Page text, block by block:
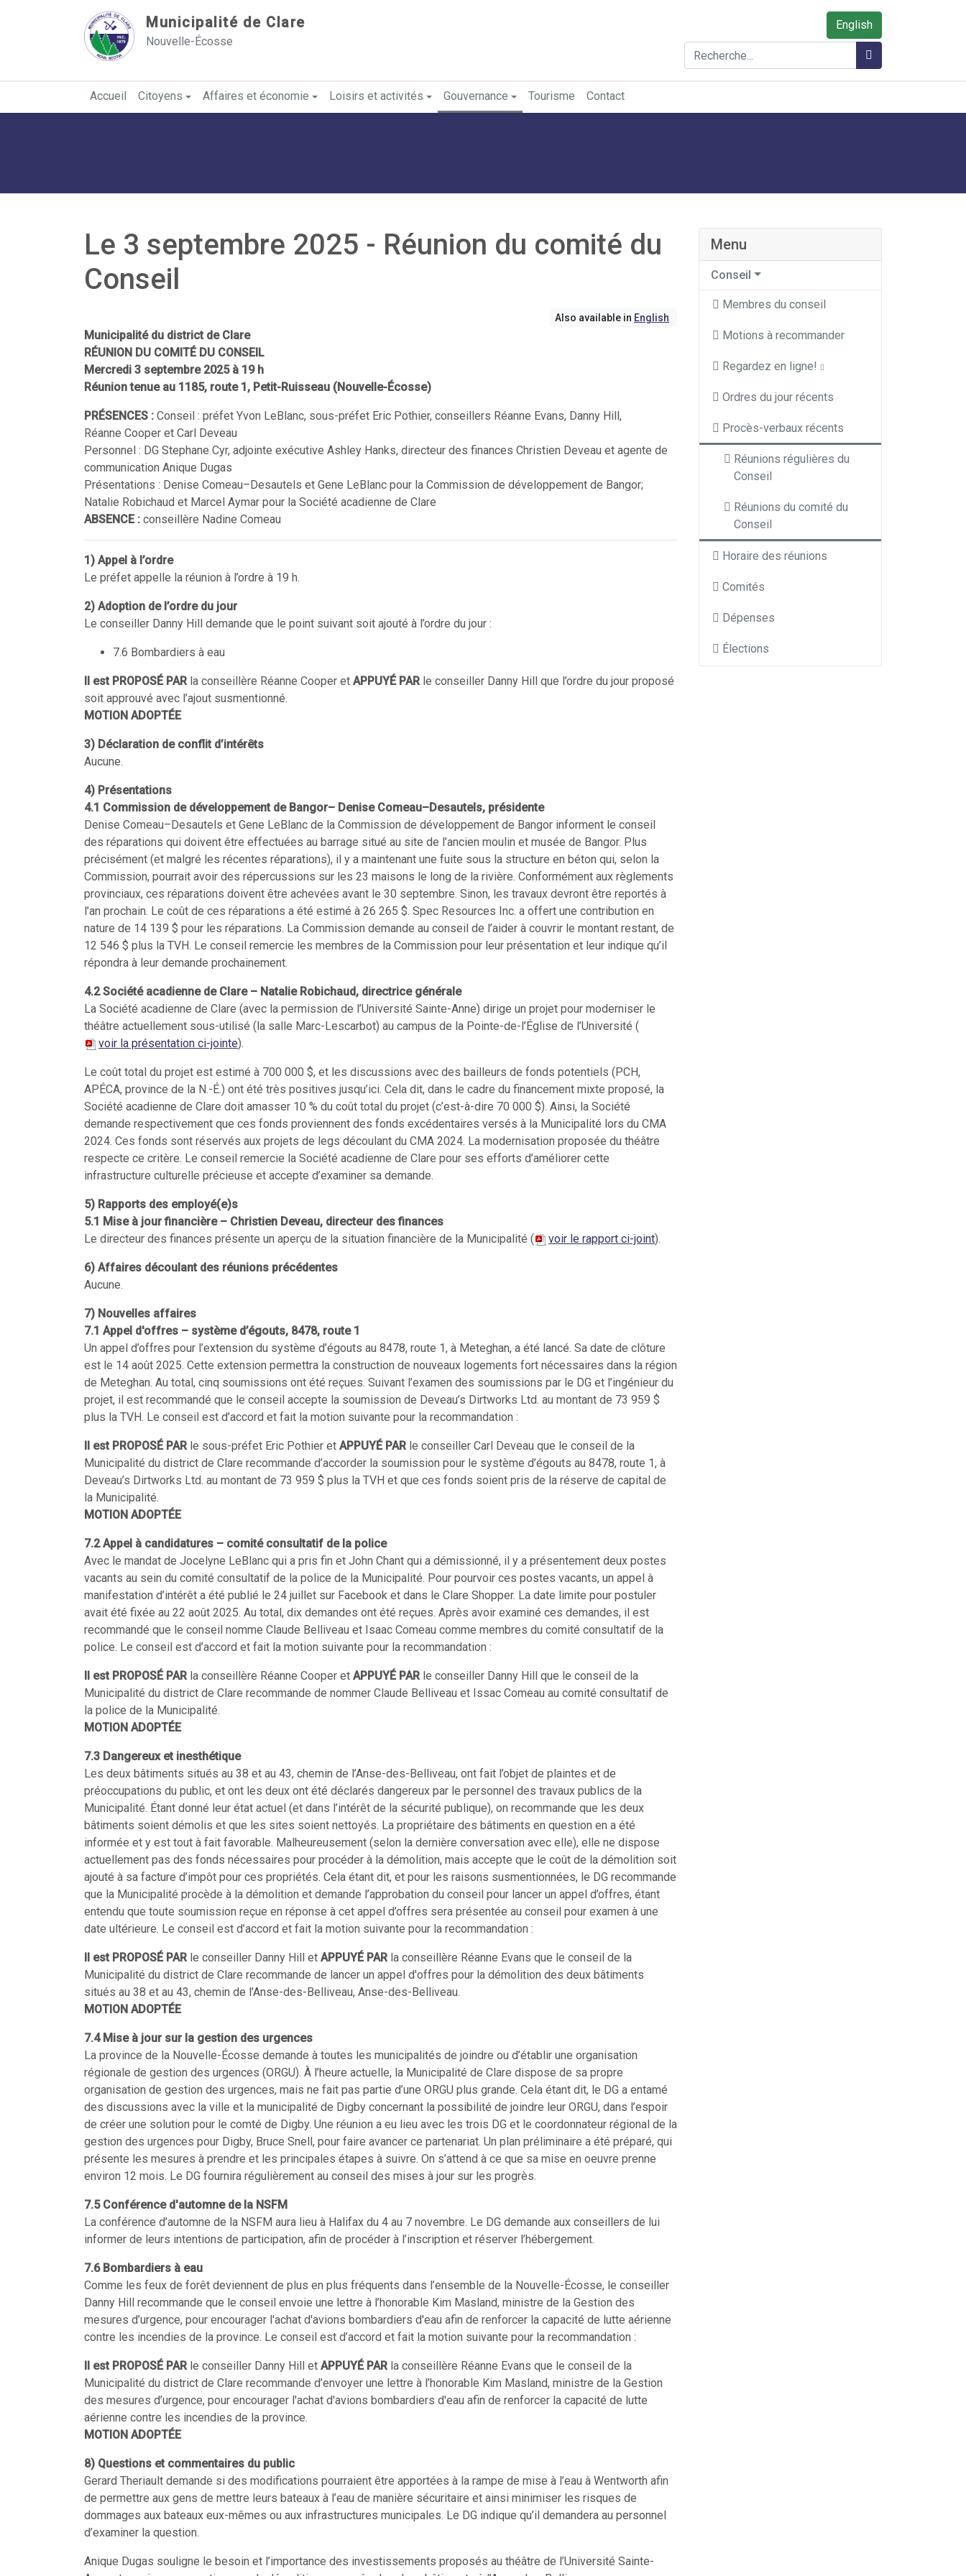
Municipalité de Clare
Nouvelle-Écosse
English
Rechercher
Accueil Citoyens Affaires et économie Loisirs et activités Gouvernance Tourisme Contact
Le 3 septembre 2025 - Réunion du comité du
Conseil
Also available in English
Municipalité du district de Clare
RÉUNION DU COMITÉ DU CONSEIL
Mercredi 3 septembre 2025 à 19 h
Réunion tenue au 1185, route 1, Petit-Ruisseau (Nouvelle-Écosse)
PRÉSENCES : Conseil : préfet Yvon LeBlanc, sous-préfet Eric Pothier, conseillers Réanne Evans, Danny Hill,
Réanne Cooper et Carl Deveau
Personnel : DG Stephane Cyr, adjointe exécutive Ashley Hanks, directeur des finances Christien Deveau et agente de
communication Anique Dugas
Présentations : Denise Comeau–Desautels et Gene LeBlanc pour la Commission de développement de Bangor;
Natalie Robichaud et Marcel Aymar pour la Société acadienne de Clare
ABSENCE : conseillère Nadine Comeau
1) Appel à l’ordre
Le préfet appelle la réunion à l’ordre à 19 h.
2) Adoption de l’ordre du jour
Le conseiller Danny Hill demande que le point suivant soit ajouté à l’ordre du jour :
7.6 Bombardiers à eau
Il est PROPOSÉ PAR la conseillère Réanne Cooper et APPUYÉ PAR le conseiller Danny Hill que l’ordre du jour proposé
soit approuvé avec l’ajout susmentionné.
MOTION ADOPTÉE
3) Déclaration de conflit d’intérêts
Aucune.
4) Présentations
4.1 Commission de développement de Bangor– Denise Comeau–Desautels, présidente
Denise Comeau–Desautels et Gene LeBlanc de la Commission de développement de Bangor informent le conseil
des réparations qui doivent être effectuées au barrage situé au site de l’ancien moulin et musée de Bangor. Plus
précisément (et malgré les récentes réparations), il y a maintenant une fuite sous la structure en béton qui, selon la
Commission, pourrait avoir des répercussions sur les 23 maisons le long de la rivière. Conformément aux règlements
provinciaux, ces réparations doivent être achevées avant le 30 septembre. Sinon, les travaux devront être reportés à
l’an prochain. Le coût de ces réparations a été estimé à 26 265 $. Spec Resources Inc. a offert une contribution en
nature de 14 139 $ pour les réparations. La Commission demande au conseil de l’aider à couvrir le montant restant, de
12 546 $ plus la TVH. Le conseil remercie les membres de la Commission pour leur présentation et leur indique qu’il
répondra à leur demande prochainement.
4.2Société acadienne de Clare – Natalie Robichaud, directrice générale
La Société acadienne de Clare (avec la permission de l’Université Sainte-Anne) dirige un projet pour moderniser le
théâtre actuellement sous-utilisé (la salle Marc-Lescarbot) au campus de la Pointe-de-l’Église de l’Université (
voir la présentation ci-jointe).
Le coût total du projet est estimé à 700 000 $, et les discussions avec des bailleurs de fonds potentiels (PCH,
APÉCA, province de la N.-É.) ont été très positives jusqu’ici. Cela dit, dans le cadre du financement mixte proposé, la
Société acadienne de Clare doit amasser 10 % du coût total du projet (c’est-à-dire 70 000 $). Ainsi, la Société
demande respectivement que ces fonds proviennent des fonds excédentaires versés à la Municipalité lors du CMA
2024. Ces fonds sont réservés aux projets de legs découlant du CMA 2024. La modernisation proposée du théâtre
respecte ce critère. Le conseil remercie la Société acadienne de Clare pour ses efforts d’améliorer cette
infrastructure culturelle précieuse et accepte d’examiner sa demande.
5) Rapports des employé(e)s
5.1 Mise à jour financière – Christien Deveau, directeur des finances
Le directeur des finances présente un aperçu de la situation financière de la Municipalité (
voir le rapport ci-joint).
6) Affaires découlant des réunions précédentes
Aucune.
7) Nouvelles affaires
7.1 Appel d'offres – système d’égouts, 8478, route 1
Un appel d’offres pour l’extension du système d’égouts au 8478, route 1, à Meteghan, a été lancé. Sa date de clôture
est le 14 août 2025. Cette extension permettra la construction de nouveaux logements fort nécessaires dans la région
de Meteghan. Au total, cinq soumissions ont été reçues. Suivant l’examen des soumissions par le DG et l’ingénieur du
projet, il est recommandé que le conseil accepte la soumission de Deveau’s Dirtworks Ltd. au montant de 73 959 $
plus la TVH. Le conseil est d’accord et fait la motion suivante pour la recommandation :
Il est PROPOSÉ PAR le sous-préfet Eric Pothier et APPUYÉ PAR le conseiller Carl Deveau que le conseil de la
Municipalité du district de Clare recommande d’accorder la soumission pour le système d’égouts au 8478, route 1, à
Deveau’s Dirtworks Ltd. au montant de 73 959 $ plus la TVH et que ces fonds soient pris de la réserve de capital de
la Municipalité.
MOTION ADOPTÉE
7.2 Appel à candidatures – comité consultatif de la police
Avec le mandat de Jocelyne LeBlanc qui a pris fin et John Chant qui a démissionné, il y a présentement deux postes
vacants au sein du comité consultatif de la police de la Municipalité. Pour pourvoir ces postes vacants, un appel à
manifestation d’intérêt a été publié le 24 juillet sur Facebook et dans le Clare Shopper. La date limite pour postuler
avait été fixée au 22 août 2025. Au total, dix demandes ont été reçues. Après avoir examiné ces demandes, il est
recommandé que le conseil nomme Claude Belliveau et Isaac Comeau comme membres du comité consultatif de la
police. Le conseil est d’accord et fait la motion suivante pour la recommandation :
Il est PROPOSÉ PAR la conseillère Réanne Cooper et APPUYÉ PAR le conseiller Danny Hill que le conseil de la
Municipalité du district de Clare recommande de nommer Claude Belliveau et Issac Comeau au comité consultatif de
la police de la Municipalité.
MOTION ADOPTÉE
7.3 Dangereux et inesthétique
Les deux bâtiments situés au 38 et au 43, chemin de l’Anse-des-Belliveau, ont fait l’objet de plaintes et de
préoccupations du public, et ont les deux ont été déclarés dangereux par le personnel des travaux publics de la
Municipalité. Étant donné leur état actuel (et dans l’intérêt de la sécurité publique), on recommande que les deux
bâtiments soient démolis et que les sites soient nettoyés. La propriétaire des bâtiments en question en a été
informée et y est tout à fait favorable. Malheureusement (selon la dernière conversation avec elle), elle ne dispose
actuellement pas des fonds nécessaires pour procéder à la démolition, mais accepte que le coût de la démolition soit
ajouté à sa facture d’impôt pour ces propriétés. Cela étant dit, et pour les raisons susmentionnées, le DG recommande
que la Municipalité procède à la démolition et demande l’approbation du conseil pour lancer un appel d’offres, étant
entendu que toute soumission reçue en réponse à cet appel d’offres sera présentée au conseil pour examen à une
date ultérieure. Le conseil est d’accord et fait la motion suivante pour la recommandation :
Il est PROPOSÉ PAR le conseiller Danny Hill et APPUYÉ PAR la conseillère Réanne Evans que le conseil de la
Municipalité du district de Clare recommande de lancer un appel d'offres pour la démolition des deux bâtiments
situés au 38 et au 43, chemin de l’Anse-des-Belliveau, Anse-des-Belliveau.
MOTION ADOPTÉE
7.4 Mise à jour sur la gestion des urgences
La province de la Nouvelle-Écosse demande à toutes les municipalités de joindre ou d’établir une organisation
régionale de gestion des urgences (ORGU). À l’heure actuelle, la Municipalité de Clare dispose de sa propre
organisation de gestion des urgences, mais ne fait pas partie d’une ORGU plus grande. Cela étant dit, le DG a entamé
des discussions avec la ville et la municipalité de Digby concernant la possibilité de joindre leur ORGU, dans l’espoir
de créer une solution pour le comté de Digby. Une réunion a eu lieu avec les trois DG et le coordonnateur régional de la
gestion des urgences pour Digby, Bruce Snell, pour faire avancer ce partenariat. Un plan préliminaire a été préparé, qui
présente les mesures à prendre et les principales étapes à suivre. On s’attend à ce que sa mise en oeuvre prenne
environ 12 mois. Le DG fournira régulièrement au conseil des mises à jour sur les progrès.
7.5 Conférence d'automne de la NSFM
La conférence d’automne de la NSFM aura lieu à Halifax du 4 au 7 novembre. Le DG demande aux conseillers de lui
informer de leurs intentions de participation, afin de procéder à l’inscription et réserver l’hébergement.
7.6 Bombardiers à eau
Comme les feux de forêt deviennent de plus en plus fréquents dans l’ensemble de la Nouvelle-Écosse, le conseiller
Danny Hill recommande que le conseil envoie une lettre à l’honorable Kim Masland, ministre de la Gestion des
mesures d’urgence, pour encourager l'achat d'avions bombardiers d'eau afin de renforcer la capacité de lutte aérienne
contre les incendies de la province. Le conseil est d’accord et fait la motion suivante pour la recommandation :
Il est PROPOSÉ PAR le conseiller Danny Hill et APPUYÉ PAR la conseillère Réanne Evans que le conseil de la
Municipalité du district de Clare recommande d’envoyer une lettre à l’honorable Kim Masland, ministre de la Gestion
des mesures d’urgence, pour encourager l'achat d'avions bombardiers d'eau afin de renforcer la capacité de lutte
aérienne contre les incendies de la province.
MOTION ADOPTÉE
8) Questions et commentaires du public
Gerard Theriault demande si des modifications pourraient être apportées à la rampe de mise à l’eau à Wentworth afin
de permettre aux gens de mettre leurs bateaux à l’eau de manière sécuritaire et ainsi minimiser les risques de
dommages aux bateaux eux-mêmes ou aux infrastructures municipales. Le DG indique qu’il demandera au personnel
d’examiner la question.
Anique Dugas souligne le besoin et l’importance des investissements proposés au théâtre de l’Université Sainte-
Menu
Conseil
Membres du conseil
Motions à recommander
Regardez en ligne!
Ordres du jour récents
Procès-verbaux récents
Réunions régulières du
Conseil
Réunions du comité du
Conseil
Horaire des réunions
Comités
Dépenses
Élections